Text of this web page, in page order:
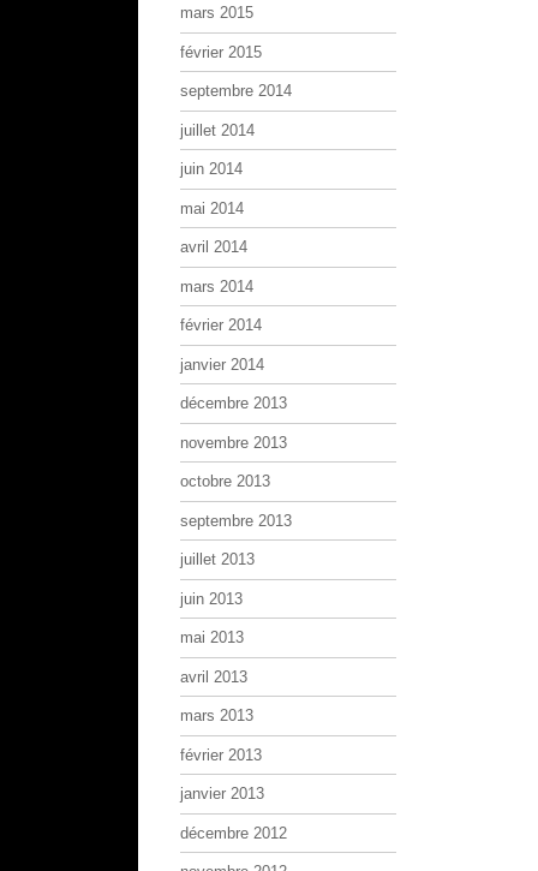
mars 2015
février 2015
septembre 2014
juillet 2014
juin 2014
mai 2014
avril 2014
mars 2014
février 2014
janvier 2014
décembre 2013
novembre 2013
octobre 2013
septembre 2013
juillet 2013
juin 2013
mai 2013
avril 2013
mars 2013
février 2013
janvier 2013
décembre 2012